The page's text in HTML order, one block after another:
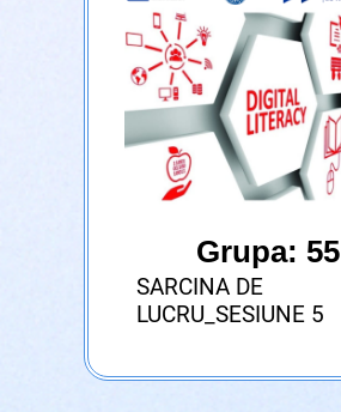
Grupa: 55
SARCINA DE
LUCRU_SESIUNE 5